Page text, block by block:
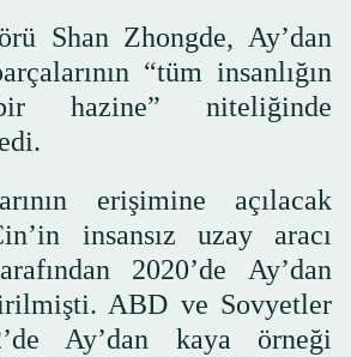
Shan Zhongde, Ay’dan
“tüm insanlığın
hazine” niteliğinde
erişimine açılacak
insansız uzay aracı
2020’de Ay’dan
ABD ve Sovyetler
Ay’dan kaya örneği